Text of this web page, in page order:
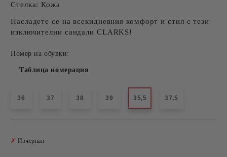
Стелка: Кожа
Насладете се на всекидневния комфорт и стил с тези
изключителни сандали CLARKS!
Номер на обувки:
Таблица номерация
36 37 38 39 35,5 37,5
✗ Изчерпан